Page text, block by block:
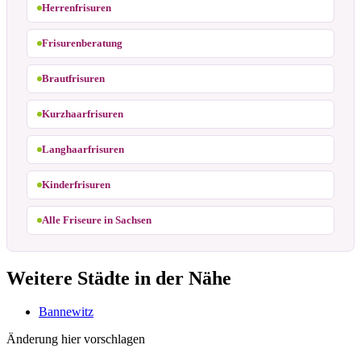
Herrenfrisuren
Frisurenberatung
Brautfrisuren
Kurzhaarfrisuren
Langhaarfrisuren
Kinderfrisuren
Alle Friseure in Sachsen
Weitere Städte in der Nähe
Bannewitz
Änderung hier vorschlagen